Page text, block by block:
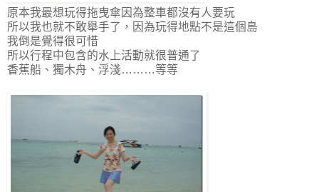
原本我最想玩得拖曳傘因為整車都沒有人要玩
所以我也就不敢舉手了，因為玩得地點不是這個島
我倒是覺得很可惜
所以行程中包含的水上活動就很普通了
香蕉船、獨木舟、浮淺………等等